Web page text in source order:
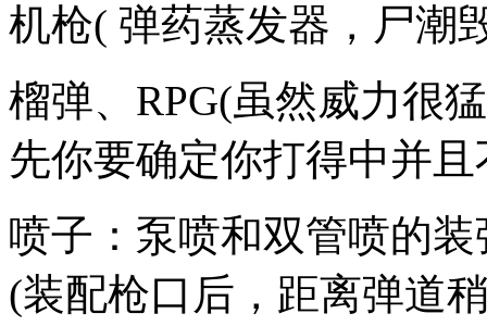
机枪( 弹药蒸发器，尸潮
榴弹、RPG(虽然威力很
先你要确定你打得中并
喷子：泵喷和双管喷的
(装配枪口后，距离弹道